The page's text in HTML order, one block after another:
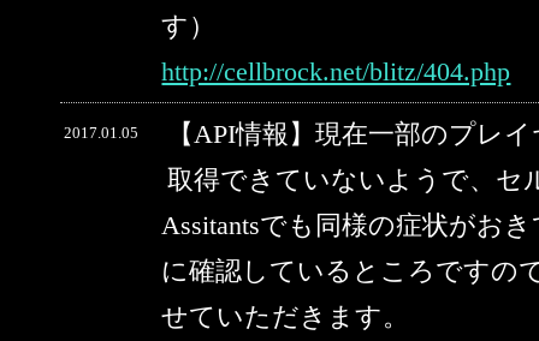
す）
http://cellbrock.net/blitz/404.php
2017.01.05
【API情報】現在一部のプレ
取得できていないようで、セ
Assitantsでも同様の症状がお
に確認しているところですの
せていただきます。